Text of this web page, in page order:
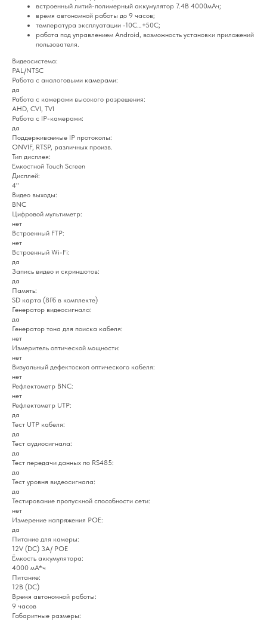
встроенный литий-полимерный аккумулятор 7.4В 4000мАч;
время автономной работы до 9 часов;
температура эксплуатации -10С…+50С;
работа под управлением Android, возможность установки приложений
пользователя.
Видеосистема:
PAL/NTSC
Работа с аналоговыми камерами:
да
Работа с камерами высокого разрешения:
AHD, CVI, TVI
Работа с IP-камерами:
да
Поддерживаемые IP протоколы:
ONVIF, RTSP, различных произв.
Тип дисплея:
Емкостной Touch Screen
Дисплей:
4"
Видео выходы:
BNC
Цифровой мультиметр:
нет
Встроенный FTP:
нет
Встроенный Wi-Fi:
да
Запись видео и скриншотов:
да
Память:
SD карта (8Гб в комплекте)
Генератор видеосигнала:
да
Генератор тона для поиска кабеля:
нет
Измеритель оптической мощности:
нет
Визуальный дефектоскоп оптического кабеля:
нет
Рефлектометр BNC:
нет
Рефлектометр UTP:
да
Тест UTP кабеля:
да
Тест аудиосигнала:
да
Тест передачи данных по RS485:
да
Тест уровня видеосигнала:
да
Тестирование пропускной способности сети:
нет
Измерение напряжения POE:
да
Питание для камеры:
12V (DC) 3А/ POE
Ёмкость аккумулятора:
4000 мА*ч
Питание:
12В (DC)
Время автономной работы:
9 часов
Габаритные размеры: